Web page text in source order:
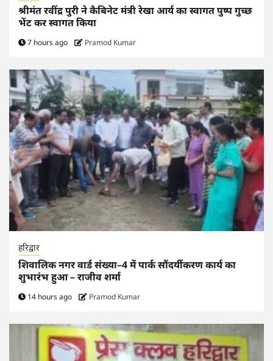
श्रीमंत रवींद्र पुरी ने कैबिनेट मंत्री रेखा आर्य का स्वागत पुष्प गुच्छ
भेंट कर स्वागत किया
7 hours ago Pramod Kumar
हरिद्वार
शिवालिक नगर वार्ड संख्या–4 में पार्क सौंदर्यीकरण कार्य का
शुभारंभ हुआ – राजीव शर्मा
14 hours ago Pramod Kumar